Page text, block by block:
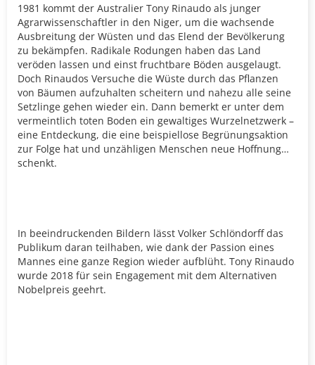
1981 kommt der Australier Tony Rinaudo als junger
Agrarwissenschaftler in den Niger, um die wachsende
Ausbreitung der Wüsten und das Elend der Bevölkerung
zu bekämpfen. Radikale Rodungen haben das Land
veröden lassen und einst fruchtbare Böden ausgelaugt.
Doch Rinaudos Versuche die Wüste durch das Pflanzen
von Bäumen aufzuhalten scheitern und nahezu alle seine
Setzlinge gehen wieder ein. Dann bemerkt er unter dem
vermeintlich toten Boden ein gewaltiges Wurzelnetzwerk –
eine Entdeckung, die eine beispiellose Begrünungsaktion
zur Folge hat und unzähligen Menschen neue Hoffnung
schenkt.
In beeindruckenden Bildern lässt Volker Schlöndorff das
Publikum daran teilhaben, wie dank der Passion eines
Mannes eine ganze Region wieder aufblüht. Tony Rinaudo
wurde 2018 für sein Engagement mit dem Alternativen
Nobelpreis geehrt.